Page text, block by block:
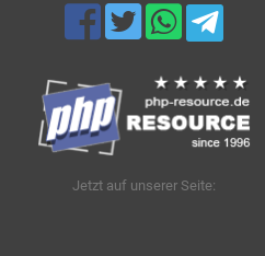
Jetzt auf unserer Seite: